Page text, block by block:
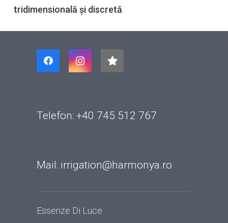
tridimensională și discretă
Telefon: +40 745 512 767
Mail: irrigation@harmonya.ro
Essenze Di Luce